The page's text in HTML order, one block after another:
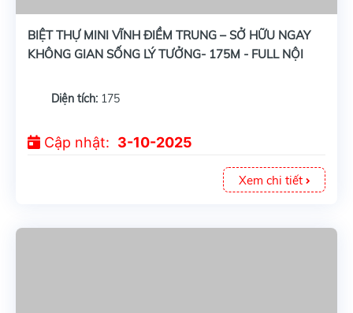
BIỆT THỰ MINI VĨNH ĐIỀM TRUNG – SỞ HỮU NGAY
KHÔNG GIAN SỐNG LÝ TƯỞNG- 175M - FULL NỘI
Diện tích: 175
Cập nhật: 3-10-2025
Xem chi tiết